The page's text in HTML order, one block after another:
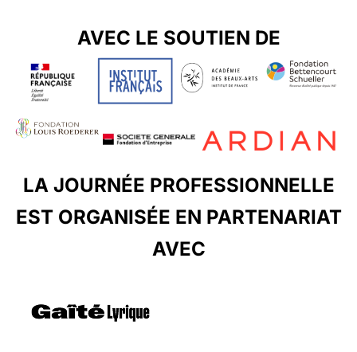
AVEC LE SOUTIEN DE
LA JOURNÉE PROFESSIONNELLE
EST ORGANISÉE EN PARTENARIAT
AVEC